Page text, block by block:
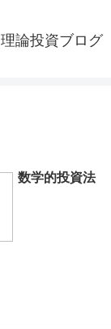
理論投資ブログ
数学的投資法